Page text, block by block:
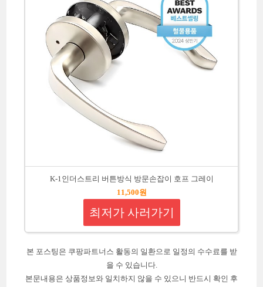
K-1인더스트리 버튼방식 방문손잡이 호프 그레이
11,500원
최저가 사러가기
본 포스팅은 쿠팡파트너스 활동의 일환으로 일정의 수수료를 받
을 수 있습니다.
본문내용은 상품정보와 일치하지 않을 수 있으니 반드시 확인 후